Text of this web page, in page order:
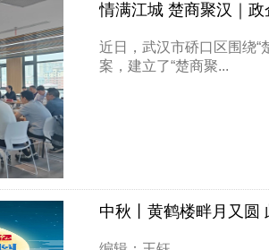
情满江城 楚商聚汉｜
近日，武汉市硚口区围绕
案，建立了“楚商聚...
中秋丨黄鹤楼畔月又圆